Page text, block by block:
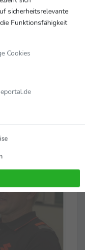
zum 1.
sicherheitsrelevante
Funktionsfähigkeit
Cookies